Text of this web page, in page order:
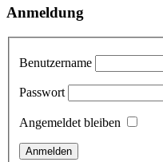
Anmeldung
Benutzername
Passwort
Angemeldet bleiben